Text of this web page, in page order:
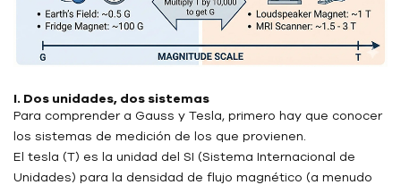
I. Dos unidades, dos sistemas
Para comprender a Gauss y Tesla, primero hay que conocer
los sistemas de medición de los que provienen.
El tesla (T) es la unidad del SI (Sistema Internacional de
Unidades) para la densidad de flujo magnético (a menudo